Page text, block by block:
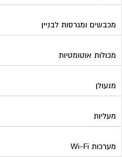
מכבשים ומגרסות לבניין
מכולות אוטומטיות
מנעולן
מעליות
מערכות Wi-Fi